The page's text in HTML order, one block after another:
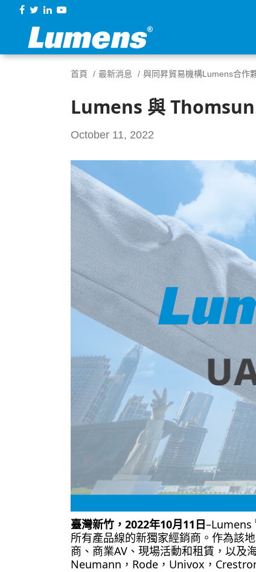
首頁 最新消息 與同昇貿易機構Lumens合作
Lumens 與 Thomsun
October 11, 2022
臺灣新竹，2022年10月11日–Lumens
所有產品線的新獨家經銷商。作為該
商、商業AV、現場活動和租賃，以及
Neumann，Rode，Univox，